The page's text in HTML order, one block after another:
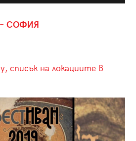
СОФИЯ
списък на локациите в